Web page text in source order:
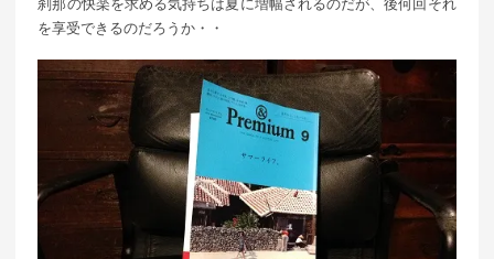
を享受できるのだろうか・・